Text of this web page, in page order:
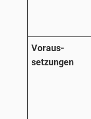
Voraus-
setzungen